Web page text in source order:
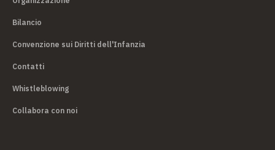
Bilancio
Convenzione sui Diritti dell'Infanzia
Contatti
Whistleblowing
Collabora con noi